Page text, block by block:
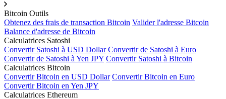
Bitcoin Outils
Obtenez des frais de transaction Bitcoin Valider l'adresse Bitcoin
Balance d'adresse de Bitcoin
Calculatrices Satoshi
Convertir Satoshi à USD Dollar Convertir de Satoshi à Euro
Convertir de Satoshi à Yen JPY Convertir Satoshi à Bitcoin
Calculatrices Bitcoin
Convertir Bitcoin en USD Dollar Convertir Bitcoin en Euro
Convertir Bitcoin en Yen JPY
Calculatrices Ethereum